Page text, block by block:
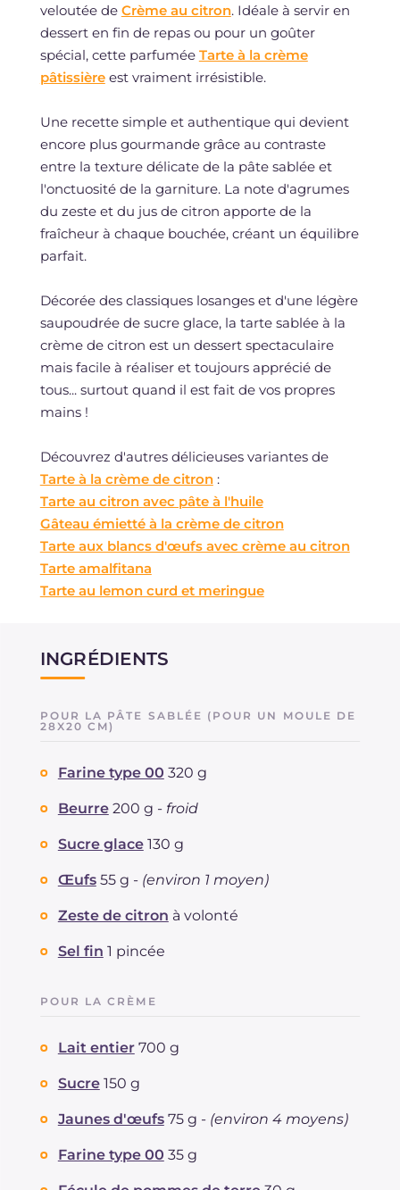
veloutée de Crème au citron. Idéale à servir en
dessert en fin de repas ou pour un goûter
spécial, cette parfumée Tarte à la crème
pâtissièreest vraiment irrésistible.
Une recette simple et authentique qui devient
encore plus gourmande grâce au contraste
entre la texture délicate de la pâte sablée et
l'onctuosité de la garniture. La note d'agrumes
du zeste et du jus de citron apporte de la
fraîcheur à chaque bouchée, créant un équilibre
parfait.
Décorée des classiques losanges et d'une légère
saupoudrée de sucre glace, la tarte sablée à la
crème de citron est un dessert spectaculaire
mais facile à réaliser et toujours apprécié de
tous... surtout quand il est fait de vos propres
mains !
Découvrez d'autres délicieuses variantes de
Tarte à la crème de citron:
Tarte au citron avec pâte à l'huile
Gâteau émietté à la crème de citron
Tarte aux blancs d'œufs avec crème au citron
Tarte amalfitana
Tarte au lemon curd et meringue
INGRÉDIENTS
POUR LA PÂTE SABLÉE (POUR UN MOULE DE
28X20 CM)
Farine type 00 320 g
Beurre 200 g - froid
Sucre glace 130 g
Œufs 55 g - (environ 1 moyen)
Zeste de citron à volonté
Sel fin 1 pincée
POUR LA CRÈME
Lait entier 700 g
Sucre 150 g
Jaunes d'œufs 75 g - (environ 4 moyens)
Farine type 00 35 g